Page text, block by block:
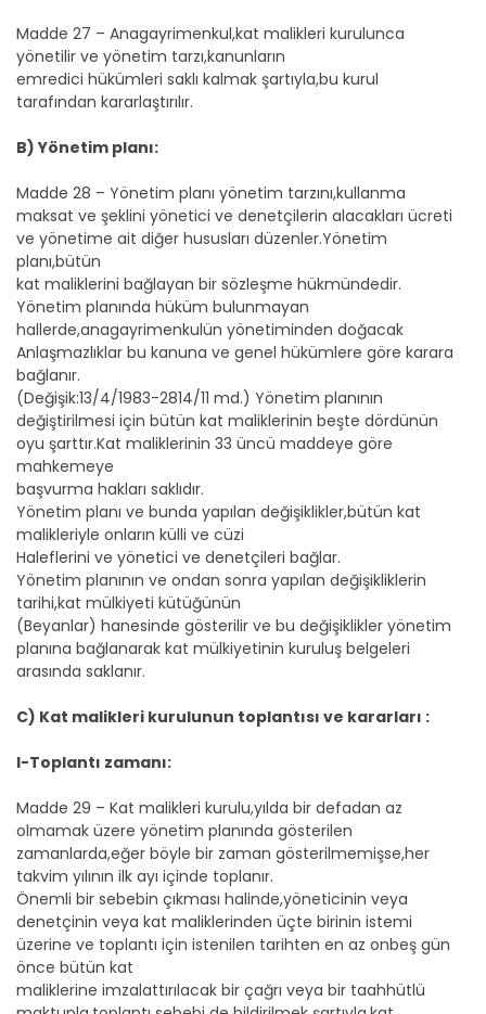
Madde 27 – Anagayrimenkul,kat malikleri kurulunca
yönetilir ve yönetim tarzı,kanunların
emredici hükümleri saklı kalmak şartıyla,bu kurul
tarafından kararlaştırılır.
B) Yönetim planı:
Madde 28 – Yönetim planı yönetim tarzını,kullanma
maksat ve şeklini yönetici ve denetçilerin alacakları ücreti
ve yönetime ait diğer hususları düzenler.Yönetim
planı,bütün
kat maliklerini bağlayan bir sözleşme hükmündedir.
Yönetim planında hüküm bulunmayan
hallerde,anagayrimenkulün yönetiminden doğacak
Anlaşmazlıklar bu kanuna ve genel hükümlere göre karara
bağlanır.
(Değişik:13/4/1983-2814/11 md.) Yönetim planının
değiştirilmesi için bütün kat maliklerinin beşte dördünün
oyu şarttır.Kat maliklerinin 33 üncü maddeye göre
mahkemeye
başvurma hakları saklıdır.
Yönetim planı ve bunda yapılan değişiklikler,bütün kat
malikleriyle onların külli ve cüzi
Haleflerini ve yönetici ve denetçileri bağlar.
Yönetim planının ve ondan sonra yapılan değişikliklerin
tarihi,kat mülkiyeti kütüğünün
(Beyanlar) hanesinde gösterilir ve bu değişiklikler yönetim
planına bağlanarak kat mülkiyetinin kuruluş belgeleri
arasında saklanır.
C) Kat malikleri kurulunun toplantısı ve kararları :
I-Toplantı zamanı:
Madde 29 – Kat malikleri kurulu,yılda bir defadan az
olmamak üzere yönetim planında gösterilen
zamanlarda,eğer böyle bir zaman gösterilmemişse,her
takvim yılının ilk ayı içinde toplanır.
Önemli bir sebebin çıkması halinde,yöneticinin veya
denetçinin veya kat maliklerinden üçte birinin istemi
üzerine ve toplantı için istenilen tarihten en az onbeş gün
önce bütün kat
maliklerine imzalattırılacak bir çağrı veya bir taahhütlü